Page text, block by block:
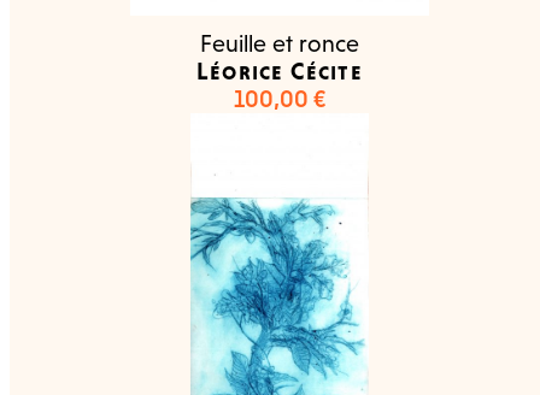
Feuille et ronce
Léorice Cécite
100,00 €